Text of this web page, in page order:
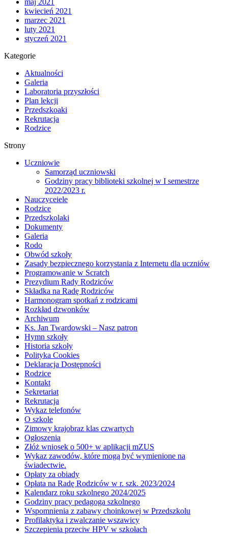
maj 2021
kwiecień 2021
marzec 2021
luty 2021
styczeń 2021
Kategorie
Aktualności
Galeria
Laboratoria przyszłości
Plan lekcji
Przedszkoaki
Rekrutacja
Rodzice
Strony
Uczniowie
Samorząd uczniowski
Godziny pracy biblioteki szkolnej w I semestrze
2022/2023 r.
Nauczyceiele
Rodzice
Przedszkolaki
Dokumenty
Galeria
Rodo
Obwód szkoły
Zasady bezpiecznego korzystania z Internetu dla uczniów
Programowanie w Scratch
Prezydium Rady Rodziców
Składka na Radę Rodziców
Harmonogram spotkań z rodzicami
Rozkład dzwonków
Archiwum
Ks. Jan Twardowski – Nasz patron
Hymn szkoły
Historia szkoły
Polityka Cookies
Deklaracja Dostępności
Rodzice
Kontakt
Sekretariat
Rekrutacja
Wykaz telefonów
O szkole
Zimowy krajobraz klas czwartych
Ogłoszenia
Złóż wniosek o 500+ w aplikacji mZUS
Wykaz zawodów, które mogą być wymienione na
świadectwie.
Opłaty za obiady
Opłata na Radę Rodziców w r. szk. 2023/2024
Kalendarz roku szkolnego 2024/2025
Godziny pracy pedagoga szkolnego
Wspomnienia z zabawy choinkowej w Przedszkolu
Profilaktyka i zwalczanie wszawicy
Szczepienia przeciw HPV w szkołach